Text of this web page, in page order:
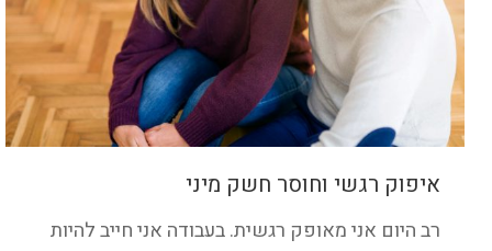
איפוק רגשי וחוסר חשק מיני
רב היום אני מאופק רגשית. בעבודה אני חייב להיות